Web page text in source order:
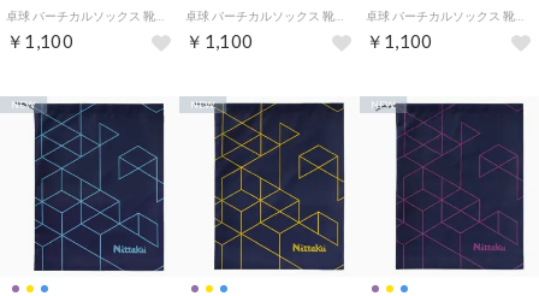
￥1,100 ￥1,100
卓球 バーチカルソックス 靴下 アンクル丈 ショート丈 メンズ レディース 男性 女性 部活動 クラブ サークル スク （09 ブルー）
￥1,100
NEW NEW NEW